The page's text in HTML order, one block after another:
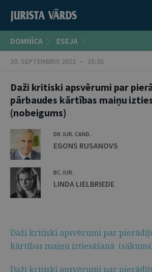
DOMNĪCA ESEJA
30. SEPTEMBRIS 2022 • 15:35
Daži kritiski apsvērumi par
pārbaudes kārtības maiņu
(nobeigums)
DR. IUR. CAND.
EGONS RUSANOVS
BC. IUR.
LINDA LIELBRIEDE
Daži kritiski apsvērumi par
kārtības maiņu iztiesāšanā
Daži kritiski apsvērumi par